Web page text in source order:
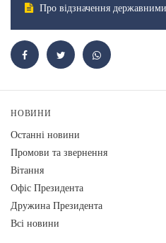
Про відзначення
НОВИНИ
Останні новини
Промови та звернення
Вiтання
Офіс Президента
Дружина Президента
Всі новини